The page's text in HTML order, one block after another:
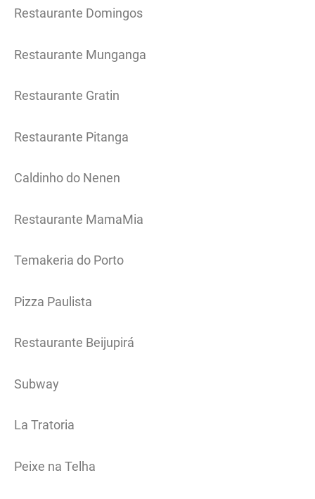
Restaurante Domingos
Restaurante Munganga
Restaurante Gratin
Restaurante Pitanga
Caldinho do Nenen
Restaurante MamaMia
Temakeria do Porto
Pizza Paulista
Restaurante Beijupirá
Subway
La Tratoria
Peixe na Telha